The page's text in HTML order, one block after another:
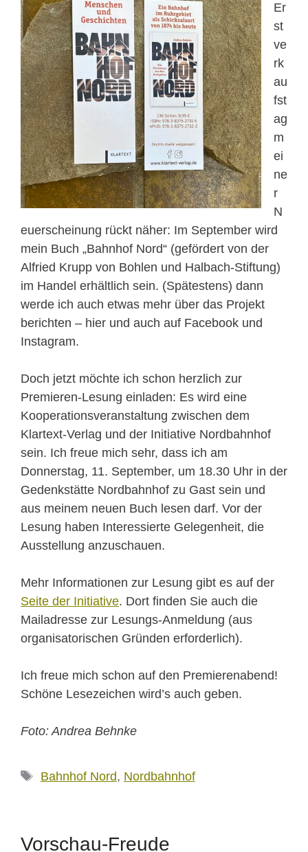
Er
st
ve
rk
au
fst
ag
m
ei
ne
r
N
euerscheinung rückt näher: Im September wird
mein Buch „Bahnhof Nord“ (gefördert von der
Alfried Krupp von Bohlen und Halbach-Stiftung)
im Handel erhältlich sein. (Spätestens) dann
werde ich auch etwas mehr über das Projekt
berichten – hier und auch auf Facebook und
Instagram.
Doch jetzt möchte ich schon herzlich zur
Premieren-Lesung einladen: Es wird eine
Kooperationsveranstaltung zwischen dem
Klartext-Verlag und der Initiative Nordbahnhof
sein. Ich freue mich sehr, dass ich am
Donnerstag, 11. September, um 18.30 Uhr in der
Gedenkstätte Nordbahnhof zu Gast sein und
aus meinem neuen Buch lesen darf. Vor der
Lesung haben Interessierte Gelegenheit, die
Ausstellung anzuschauen.
Mehr Informationen zur Lesung gibt es auf der
Seite der Initiative. Dort finden Sie auch die
Mailadresse zur Lesungs-Anmeldung (aus
organisatorischen Gründen erforderlich).
Ich freue mich schon auf den Premierenabend!
Schöne Lesezeichen wird’s auch geben.
Foto: Andrea Behnke
Schlagwörter
Bahnhof Nord, Nordbahnhof
Vorschau-Freude